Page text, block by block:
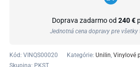
Doprava zadarmo od 240 €
Jednotná cena dopravy pre všetky
Kód: VINQS00020 Kategórie: Unilin Vinylové